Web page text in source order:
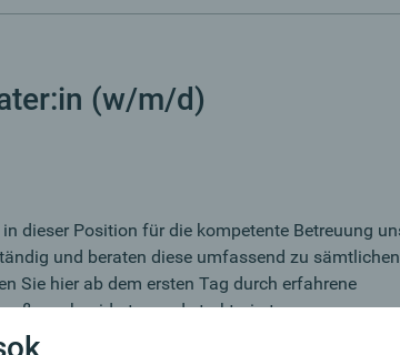
(w/m/d)
dieser Position für die kompetente Betreuung
und beraten diese umfassend zu sämtlichen
Sie hier ab dem ersten Tag durch erfahrene
und strukturiertes
in weiterer Folge entsprechende